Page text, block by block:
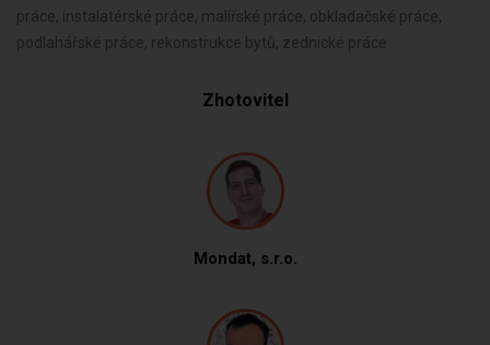
práce, instalatérské práce, malířské práce, obkladačské práce,
podlahářské práce, rekonstrukce bytů, zednické práce
Zhotovitel
Mondat, s.r.o.